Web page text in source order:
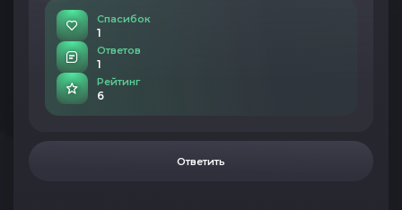
Спасибок
1
Ответов
1
Рейтинг
6
Ответить